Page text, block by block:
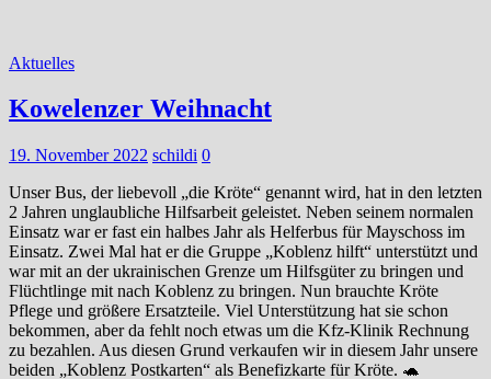
Aktuelles
Kowelenzer Weihnacht
19. November 2022 schildi 0
Unser Bus, der liebevoll „die Kröte“ genannt wird, hat in den letzten
2 Jahren unglaubliche Hilfsarbeit geleistet. Neben seinem normalen
Einsatz war er fast ein halbes Jahr als Helferbus für Mayschoss im
Einsatz. Zwei Mal hat er die Gruppe „Koblenz hilft“ unterstützt und
war mit an der ukrainischen Grenze um Hilfsgüter zu bringen und
Flüchtlinge mit nach Koblenz zu bringen. Nun brauchte Kröte
Pflege und größere Ersatzteile. Viel Unterstützung hat sie schon
bekommen, aber da fehlt noch etwas um die Kfz-Klinik Rechnung
zu bezahlen. Aus diesen Grund verkaufen wir in diesem Jahr unsere
beiden „Koblenz Postkarten“ als Benefizkarte für Kröte. 🐢